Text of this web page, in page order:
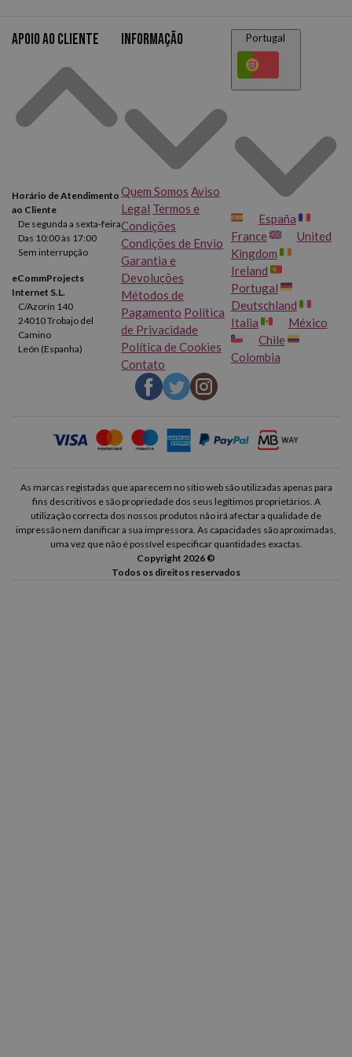
compatíveis, teria dificuldade em identificar qual é qual.
Cartuchos HP 342, 343, 344 e 348 de qualidade e a um bom
preço? Não procure mais, você os encontrará em nosso catálogo
deconsumíveis HP
Apoio ao cliente
Horário de Atendimento
ao Cliente
De segunda a sexta-feira
Das 10:00 às 17:00
Sem interrupção
eCommProjects
Internet S.L.
C/Azorín 140
24010 Trobajo del
Camino
León (Espanha)
Informação
Quem Somos Aviso
Legal Termos e
Condições
Condições de Envio
Garantia e
Devoluções
Métodos de
Pagamento Política
de Privacidade
Política de Cookies
Contato
Portugal
España
France
United
Kingdom
Ireland
Portugal
Deutschland
Italia
México
Chile
Colombia
As marcas registadas que aparecem no sítio web são utilizadas apenas para
fins descritivos e são propriedade dos seus legítimos proprietários. A
utilização correcta dos nossos produtos não irá afectar a qualidade de
impressão nem danificar a sua impressora. As capacidades são aproximadas,
uma vez que não é possível especificar quantidades exactas.
Copyright 2026 ©
Todos os direitos reservados